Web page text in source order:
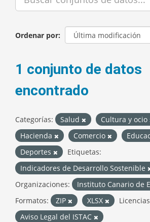
Ordenar por
1 conjunto de datos
encontrado
Categorías: Salud
Cultura y ocio
Hacienda
Comercio
Deportes
Etiquetas:
Indicadores de Desarrollo Sostenible
Organizaciones:
Instituto Canario de
Formatos:
ZIP XLSX
Aviso Legal del ISTAC